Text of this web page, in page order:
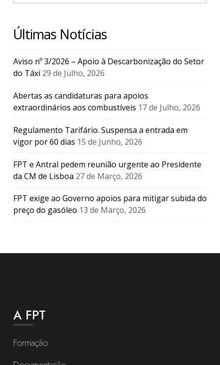
Últimas Notícias
Aviso nº 3/2026 – Apoio à Descarbonização do Setor
do Táxi 29 de Julho, 2026
Abertas as candidaturas para apoios
extraordinários aos combustíveis 17 de Julho, 2026
Regulamento Tarifário. Suspensa a entrada em
vigor por 60 dias 15 de Junho, 2026
FPT e Antral pedem reunião urgente ao Presidente
da CM de Lisboa 27 de Março, 2026
FPT exige ao Governo apoios para mitigar subida do
preço do gasóleo 13 de Março, 2026
A FPT
Formação